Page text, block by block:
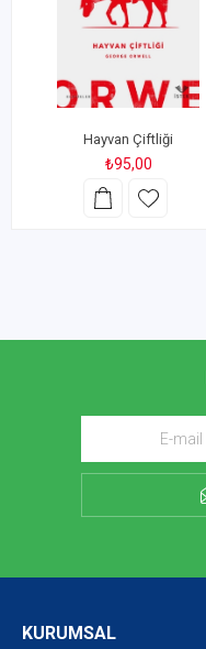
Hayvan Çiftliği
₺95,00
KURUMSAL